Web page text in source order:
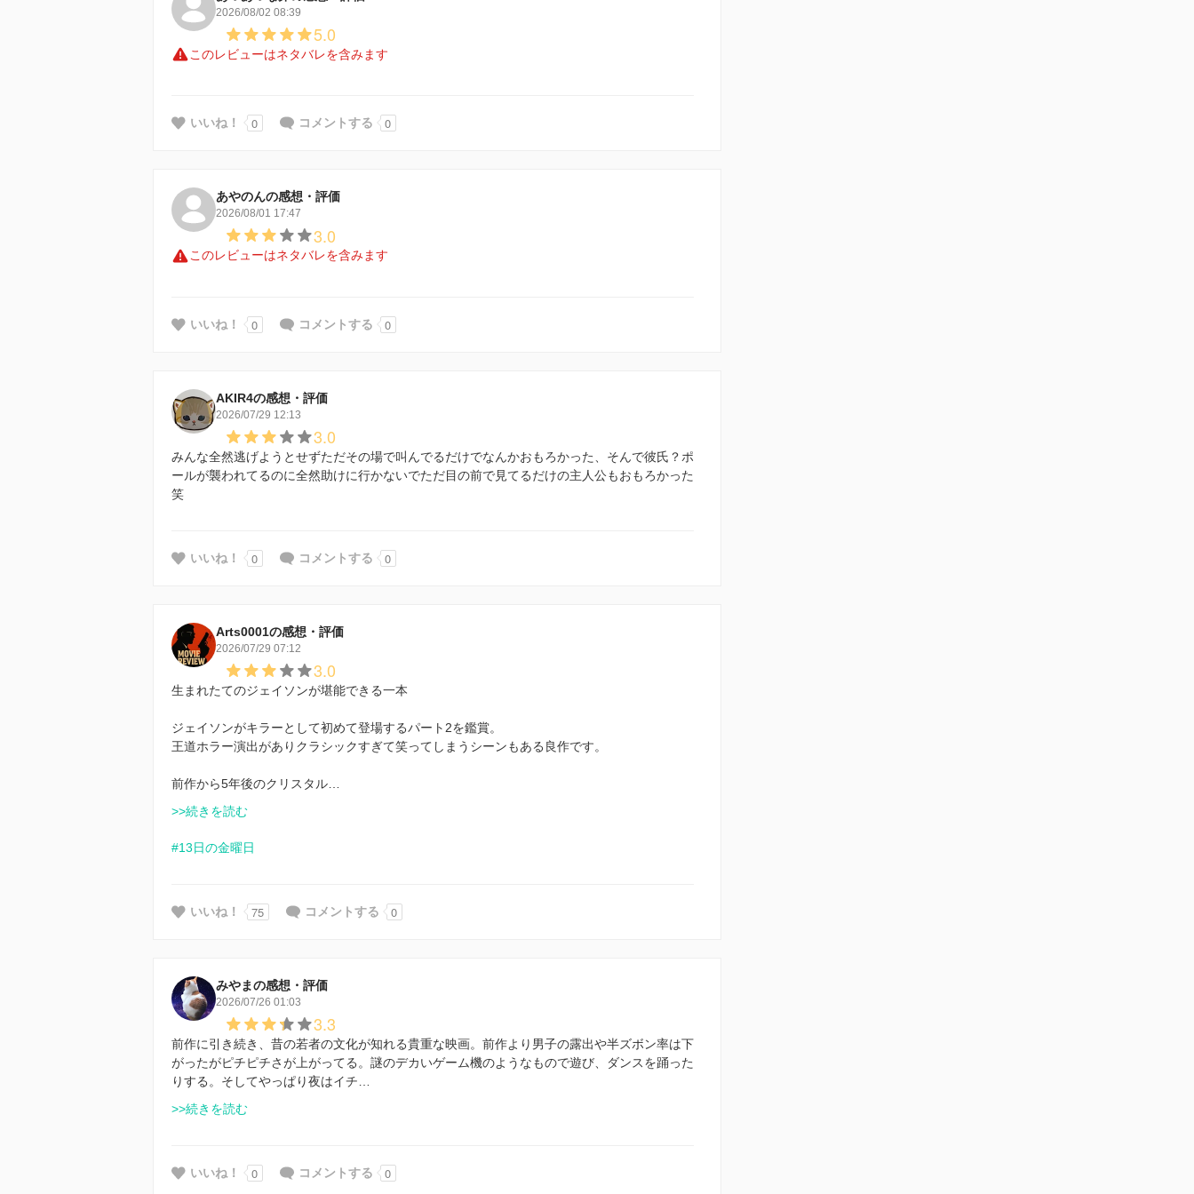
2026/08/02 08:39
5.0
このレビューはネタバレを含みます
いいね！ 0 コメントする 0
あやのんの感想・評価
2026/08/01 17:47
3.0
このレビューはネタバレを含みます
いいね！ 0 コメントする 0
AKIR4の感想・評価
2026/07/29 12:13
3.0
みんな全然逃げようとせずただその場で叫んでるだけでなんかおもろかった、そんで彼氏？ポ
ールが襲われてるのに全然助けに行かないでただ目の前で見てるだけの主人公もおもろかった
笑
いいね！ 0 コメントする 0
Arts0001の感想・評価
2026/07/29 07:12
3.0
生まれたてのジェイソンが堪能できる一本
ジェイソンがキラーとして初めて登場するパート2を鑑賞。
王道ホラー演出がありクラシックすぎて笑ってしまうシーンもある良作です。
前作から5年後のクリスタル…
>>続きを読む
#13日の金曜日
いいね！ 75 コメントする 0
みやまの感想・評価
2026/07/26 01:03
3.3
前作に引き続き、昔の若者の文化が知れる貴重な映画。前作より男子の露出や半ズボン率は下
がったがピチピチさが上がってる。謎のデカいゲーム機のようなもので遊び、ダンスを踊った
りする。そしてやっぱり夜はイチ…
>>続きを読む
いいね！ 0 コメントする 0